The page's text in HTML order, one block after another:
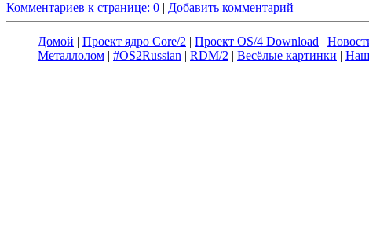
Комментариев к странице: 0 | Добавить комментарий
Домой | Проект ядро Core/2 | Проект OS/4 Download |
Металлолом | #OS2Russian | RDM/2 | Весёлые картинки |